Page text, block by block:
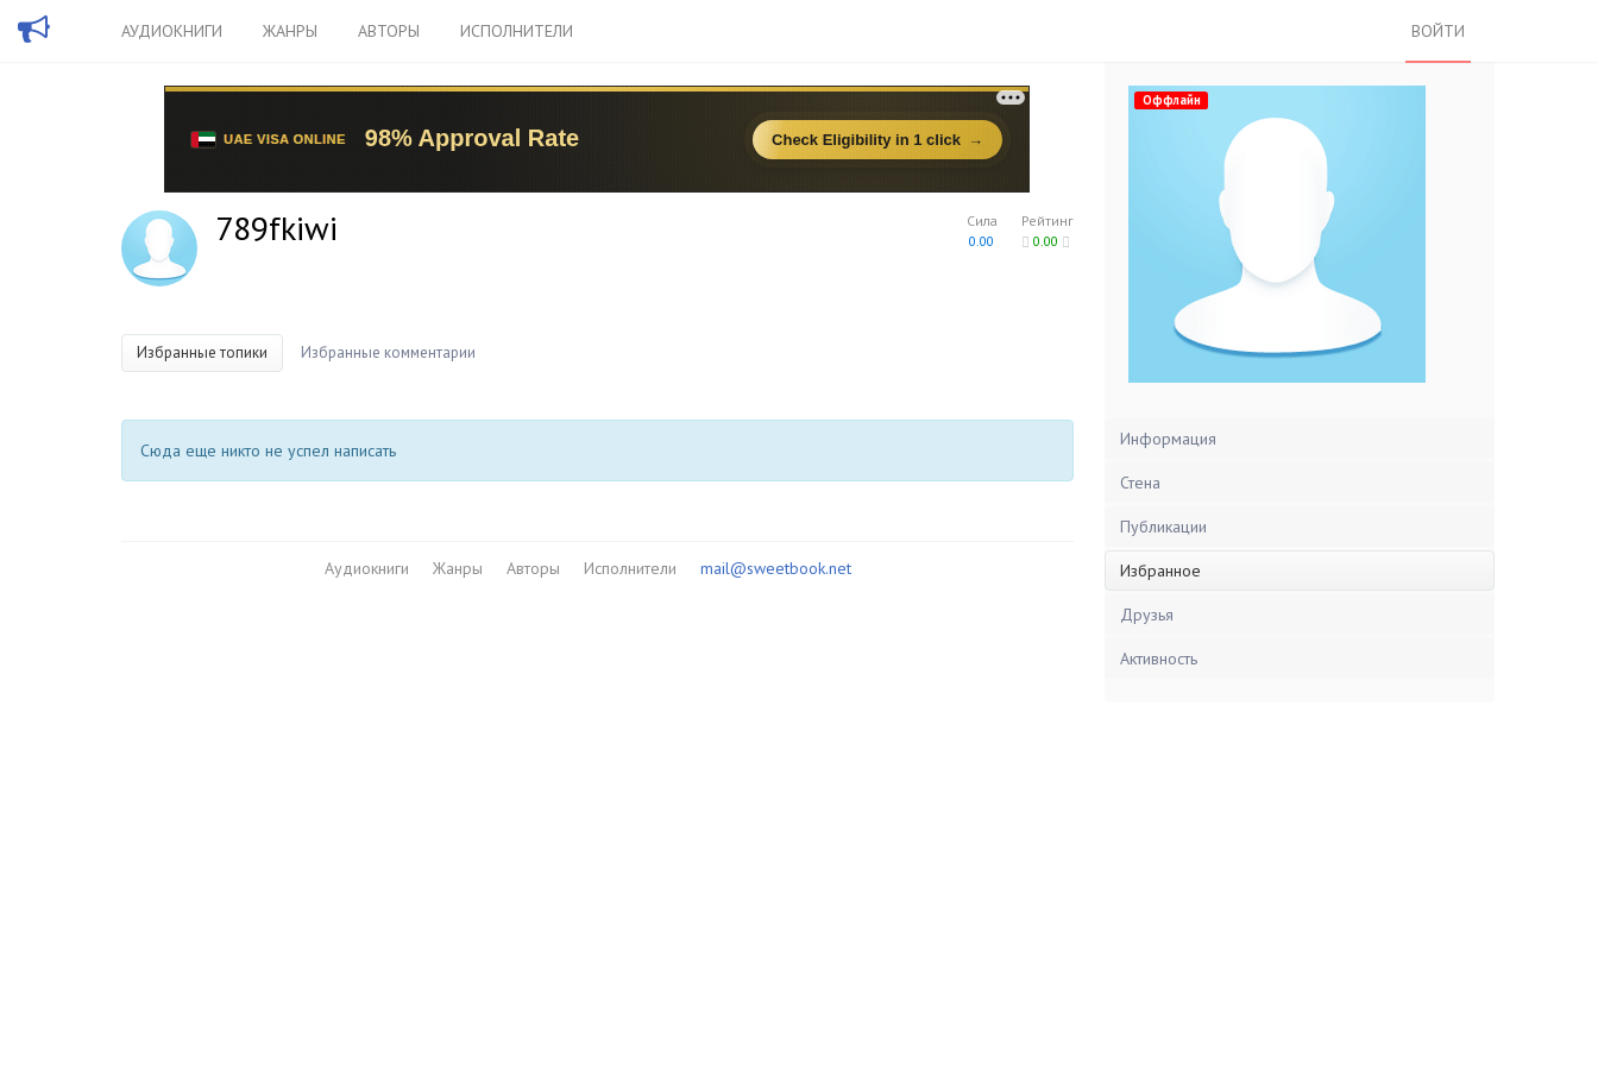
АУДИОКНИГИ ЖАНРЫ АВТОРЫ ИСПОЛНИТЕЛИ ВОЙТИ
Рейтинг
0.00
Сила
0.00
789fkiwi
Избранные топики Избранные комментарии
Сюда еще никто не успел написать
Аудиокниги Жанры Авторы Исполнители mail@sweetbook.net
Оффлайн
Информация
Стена
Публикации
Избранное
Друзья
Активность